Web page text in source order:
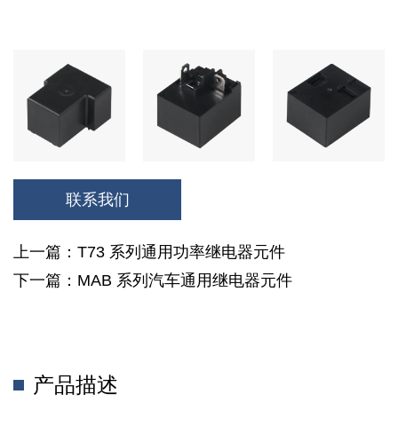
联系我们
上一篇：T73 系列通用功率继电器元件
下一篇：MAB 系列汽车通用继电器元件
产品描述